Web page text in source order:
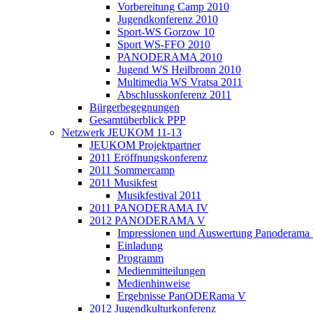
Vorbereitung Camp 2010
Jugendkonferenz 2010
Sport-WS Gorzow 10
Sport WS-FFO 2010
PANODERAMA 2010
Jugend WS Heilbronn 2010
Multimedia WS Vratsa 2011
Abschlusskonferenz 2011
Bürgerbegegnungen
Gesamtüberblick PPP
Netzwerk JEUKOM 11-13
JEUKOM Projektpartner
2011 Eröffnungskonferenz
2011 Sommercamp
2011 Musikfest
Musikfestival 2011
2011 PANODERAMA IV
2012 PANODERAMA V
Impressionen und Auswertung
Einladung
Programm
Medienmitteilungen
Medienhinweise
Ergebnisse PanODERama V
2012 Jugendkulturkonferenz